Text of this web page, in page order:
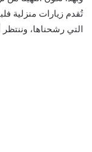
تُقدم زيارات منزلية
التي رشحناها،